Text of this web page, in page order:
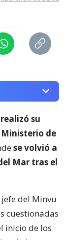
de
se volvió a
Mar tras el